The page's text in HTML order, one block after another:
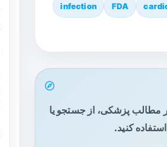
FDA
infection
مطالب پزشکی، از جستجو یا
کنید.